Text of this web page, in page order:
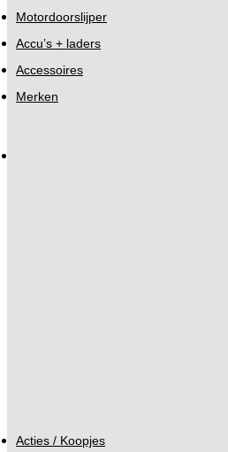
Motordoorslijper
Accu’s + laders
Accessoires
Merken
Acties / Koopjes